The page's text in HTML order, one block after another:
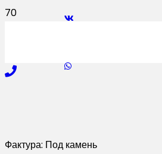
Фактура: Под камень